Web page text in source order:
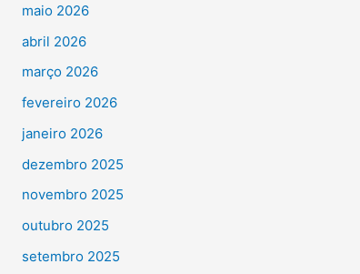
maio 2026
abril 2026
março 2026
fevereiro 2026
janeiro 2026
dezembro 2025
novembro 2025
outubro 2025
setembro 2025